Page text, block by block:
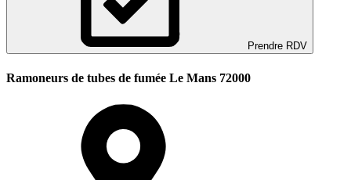
Prendre RDV
Ramoneurs de tubes de fumée Le Mans 72000